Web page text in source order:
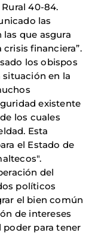
40-84.
las
las que asgura
crisis financiera”.
los obispos
en la
existente
los cuales
Esta
el Estado de
del
políticos
el bien común
de intereses
poder para tener